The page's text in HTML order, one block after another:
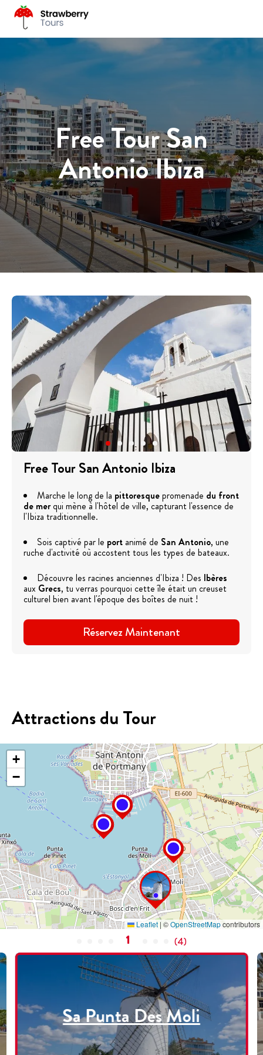
Free Tour San
Antonio Ibiza
Free Tour San Antonio Ibiza
Marche le long de la pittoresquepromenade du front
de merqui mène à l'hôtel de ville, capturant l'essence de
l'Ibiza traditionnelle.
Sois captivé par le port animé de San Antonio, une
ruche d'activité où accostent tous les types de bateaux.
Découvre les racines anciennes d'Ibiza ! Des Ibères
aux Grecs, tu verras pourquoi cette île était un creuset
culturel bien avant l'époque des boîtes de nuit !
Réservez Maintenant
Attractions du Tour
+
−
Leaflet | ©OpenStreetMapcontributors
1 (4)
Sa Punta Des Moli